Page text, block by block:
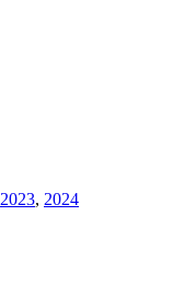
2023, 2024